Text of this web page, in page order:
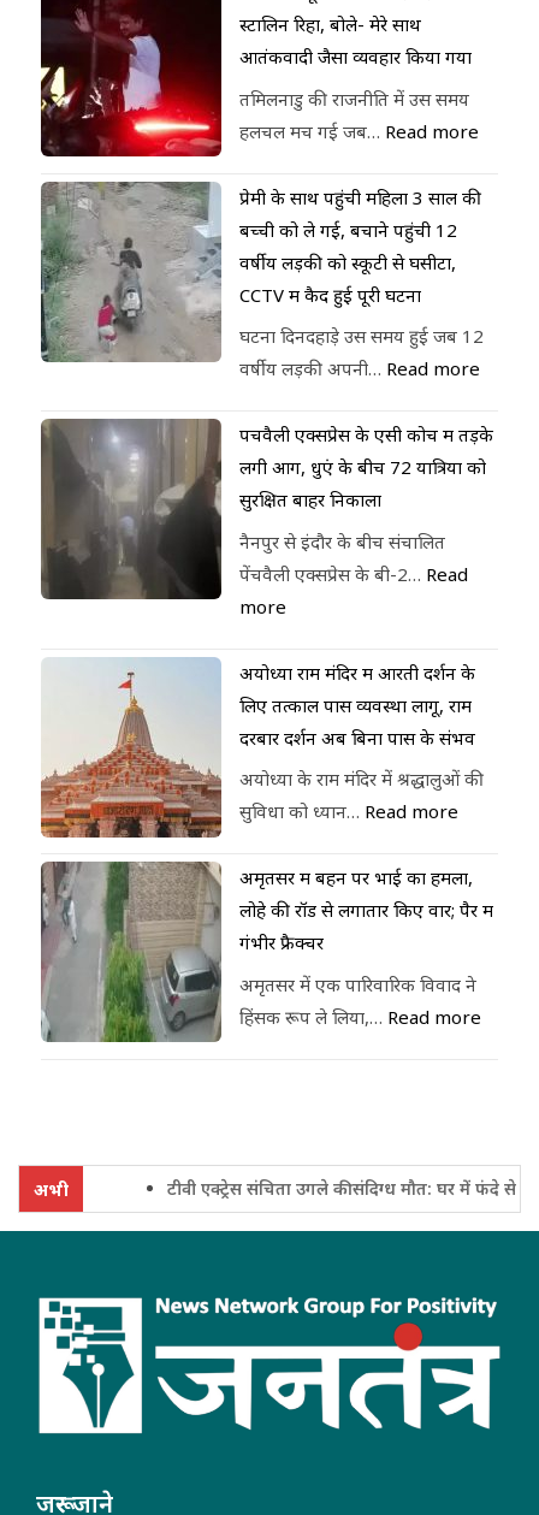
स्टालिन रिहा, बोले- मेरे साथ
आतंकवादी जैसा व्यवहार किया गया
तमिलनाडु की राजनीति में उस समय
हलचल मच गई जब… Read more
प्रेमी के साथ पहुंची महिला 3 साल की
बच्ची को ले गई, बचाने पहुंची 12
वर्षीय लड़की को स्कूटी से घसीटा,
CCTV में कैद हुई पूरी घटना
घटना दिनदहाड़े उस समय हुई जब 12
वर्षीय लड़की अपनी… Read more
पेंचवैली एक्सप्रेस के एसी कोच में तड़के
लगी आग, धुएं के बीच 72 यात्रियों को
सुरक्षित बाहर निकाला
नैनपुर से इंदौर के बीच संचालित
पेंचवैली एक्सप्रेस के बी-2… Read
more
अयोध्या राम मंदिर में आरती दर्शन के
लिए तत्काल पास व्यवस्था लागू, राम
दरबार दर्शन अब बिना पास के संभव
अयोध्या के राम मंदिर में श्रद्धालुओं की
सुविधा को ध्यान… Read more
अमृतसर में बहन पर भाई का हमला,
लोहे की रॉड से लगातार किए वार; पैर में
गंभीर फ्रैक्चर
अमृतसर में एक पारिवारिक विवाद ने
हिंसक रूप ले लिया,… Read more
अभी टीवी एक्ट्रेस संचिता उगले की संदिग्ध मौत: घर में फंदे से
जरूर जाने